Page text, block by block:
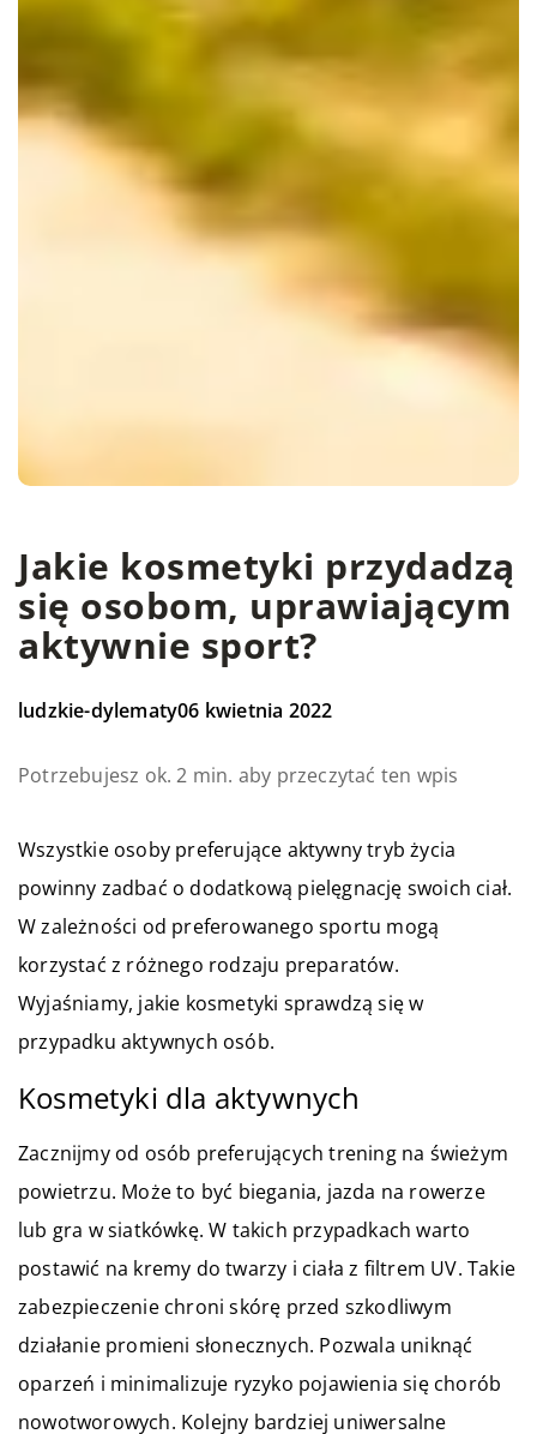
Jakie kosmetyki przydadzą
się osobom, uprawiającym
aktywnie sport?
ludzkie-dylematy06 kwietnia 2022
Potrzebujesz ok. 2 min. aby przeczytać ten wpis
Wszystkie osoby preferujące aktywny tryb życia
powinny zadbać o dodatkową pielęgnację swoich ciał.
W zależności od preferowanego sportu mogą
korzystać z różnego rodzaju preparatów.
Wyjaśniamy, jakie kosmetyki sprawdzą się w
przypadku aktywnych osób.
Kosmetyki dla aktywnych
Zacznijmy od osób preferujących trening na świeżym
powietrzu. Może to być biegania, jazda na rowerze
lub gra w siatkówkę. W takich przypadkach warto
postawić na kremy do twarzy i ciała z filtrem UV. Takie
zabezpieczenie chroni skórę przed szkodliwym
działanie promieni słonecznych. Pozwala uniknąć
oparzeń i minimalizuje ryzyko pojawienia się chorób
nowotworowych. Kolejny bardziej uniwersalne